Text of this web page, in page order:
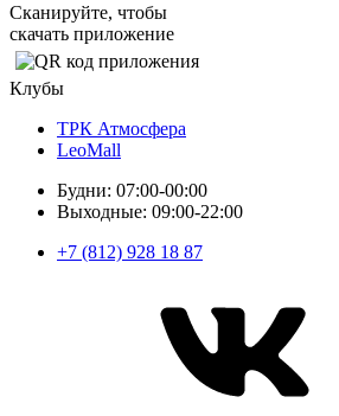
Сканируйте, чтобы
скачать приложение
Клубы
ТРК Атмосфера
LeoMall
Будни: 07:00-00:00
Выходные: 09:00-22:00
+7 (812) 928 18 87